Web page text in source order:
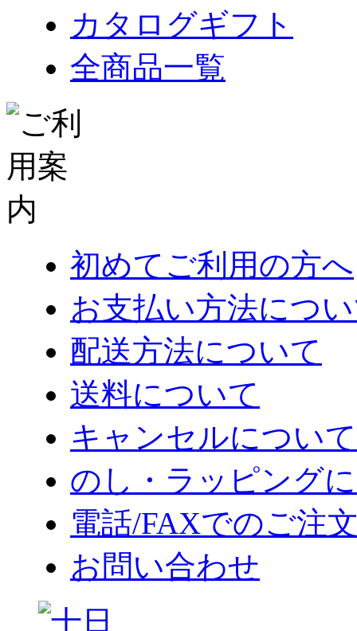
カタログギフト
全商品一覧
初めてご利用の方へ
お支払い方法につ
配送方法について
送料について
キャンセルについて
のし・ラッピング
電話/FAXでのご注
お問い合わせ